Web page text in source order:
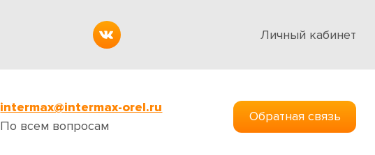
Личный кабинет
intermax@intermax-orel.ru
По всем вопросам
Обратная связь